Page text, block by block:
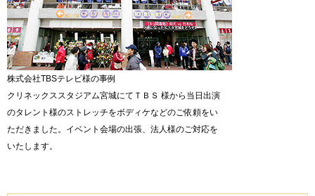
株式会社TBSテレビ様の事例
クリネックススタジアム宮城にてＴＢＳ 様から当日出演
のタレント様のストレッチをボディケなどのご依頼をい
ただきました。イベント会場の出張、法人様のご対応を
いたします。